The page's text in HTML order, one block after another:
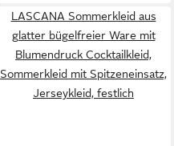
LASCANA Sommerkleid aus
glatter bügelfreier Ware mit
Blumendruck Cocktailkleid,
Sommerkleid mit Spitzeneinsatz,
Jerseykleid, festlich